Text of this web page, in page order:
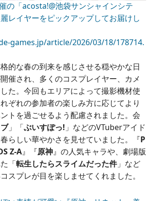
の「acosta!@池袋サンシャインシテ
レイヤーをピックアップしてお届けし
games.jp/article/2026/03/18/178714.
的な春の到来を感じさせる穏やかな日
催され、多くのコスプレイヤー、カメ
た。今回もエリアによって撮影機材使
ぞれの参加者の楽しみ方に応じてより
トを過ごせるよう配慮されました。会
」「ぶいすぽっ! 」などのVTuberアイド
らしい華やかさを見せていました。『P
Z-A』『原神』の人気キャラや、劇場版
「転生したらスライムだった件」など
スプレが目を楽しませてくれました。